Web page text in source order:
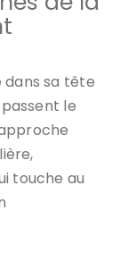
sa tête
le
touche au